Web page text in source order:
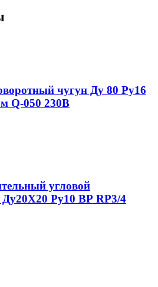
чугун Ду 80 Ру16
Q-050 230В
угловой
Ру10 ВР RP3/4